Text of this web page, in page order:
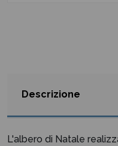
Descrizione
L'albero di Natale